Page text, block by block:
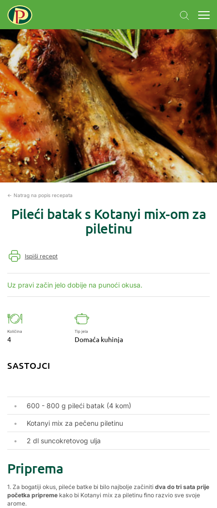
← Natrag na popis recepata
Pileći batak s Kotanyi mix-om za
piletinu
Ispiši recept
Uz pravi začin jelo dobije na punoći okusa.
Količina
4
Tip jela
Domaća kuhinja
SASTOJCI
600 - 800 g pileći batak (4 kom)
Kotanyi mix za pečenu piletinu
2 dl suncokretovog ulja
Priprema
1. Za bogatiji okus, pileće batke bi bilo najbolje začiniti dva do tri sata prije
početka pripreme kako bi Kotanyi mix za piletinu fino razvio sve svoje
arome.